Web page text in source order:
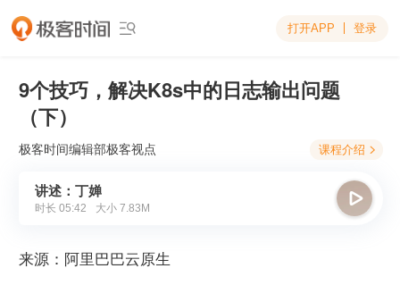
 打开APP 登录
9个技巧，解决K8s中的日志输出问题
（下）
极客时间编辑部极客视点 课程介绍 
讲述：丁婵
时长 05:42 大小 7.83M

来源：阿里巴巴云原生